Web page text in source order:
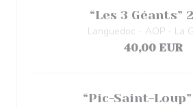
“Les 3 Géants”
Languedoc - AOP - La
40,00 EUR
“Pic-Saint-Loup”